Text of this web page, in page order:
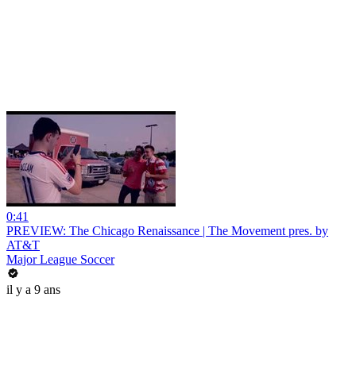
0:41
PREVIEW: The Chicago Renaissance | The Movement pres. by
AT&T
Major League Soccer
il y a 9 ans